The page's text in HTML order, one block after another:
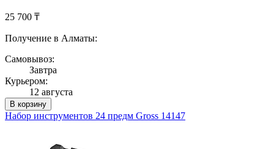
25 700 ₸
Получение в Алматы:
Самовывоз:
Завтра
Курьером:
12 августа
В корзину
Набор инструментов 24 предм Gross 14147